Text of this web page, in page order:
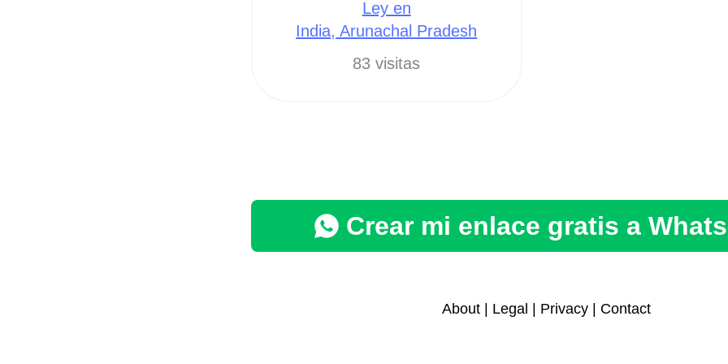
Ley en
India, Arunachal Pradesh
83 visitas
Crear mi enlace gratis a
About| Legal Privacy| Contact